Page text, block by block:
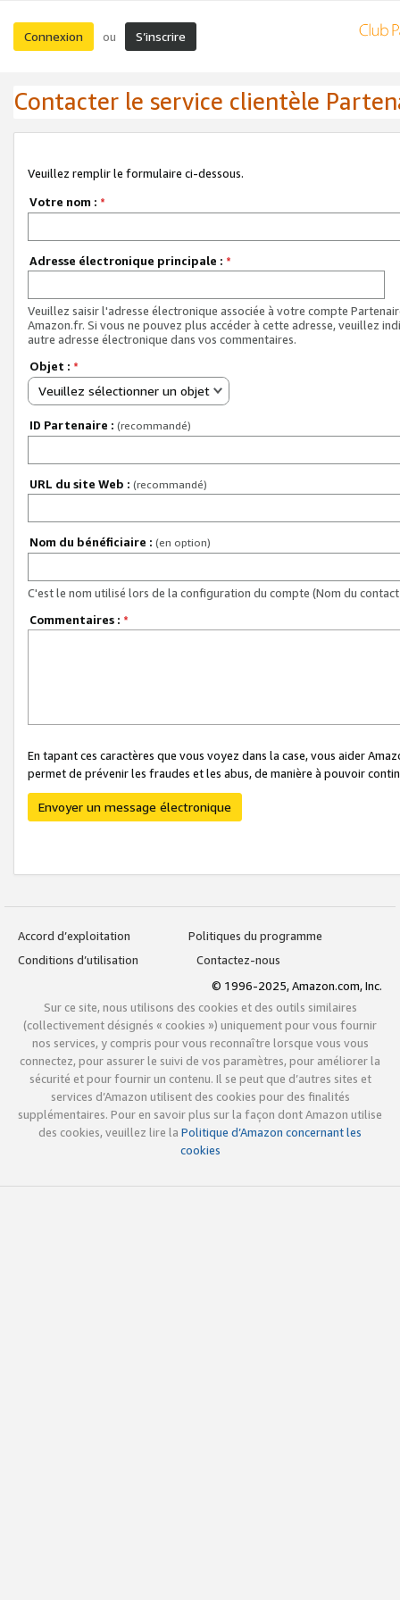
Connexion ou S’inscrire
Contacter le service clientèle
Veuillez remplir le formulaire ci-dessous.
Votre nom : *
Adresse électronique principale : *
Veuillez saisir l'adresse électronique associée à votre compte
Amazon.fr. Si vous ne pouvez plus accéder à cette adresse, veuillez
autre adresse électronique dans vos commentaires.
Objet : *
Veuillez sélectionner un objet
ID Partenaire : (recommandé)
URL du site Web : (recommandé)
Nom du bénéficiaire : (en option)
C'est le nom utilisé lors de la configuration du compte (Nom du
Commentaires : *
En tapant ces caractères que vous voyez dans la case, vous aider
permet de prévenir les fraudes et les abus, de manière à pouvoir
Envoyer un message électronique
Accord d’exploitation
Politiques du programme
Conditions d’utilisation
Contactez-nous
© 1996-2025, Amazon.com, Inc.
Sur ce site, nous utilisons des cookies et des outils similaires
(collectivement désignés « cookies ») uniquement pour vous fournir
nos services, y compris pour vous reconnaître lorsque vous vous
connectez, pour assurer le suivi de vos paramètres, pour améliorer la
sécurité et pour fournir un contenu. Il se peut que d’autres sites et
services d’Amazon utilisent des cookies pour des finalités
supplémentaires. Pour en savoir plus sur la façon dont Amazon utilise
des cookies, veuillez lire la Politique d’Amazon concernant les
cookies